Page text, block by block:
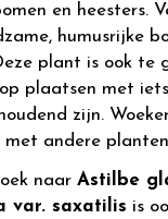
en heesters.
humusrijke
plant is ook te
plaatsen met
zijn.
met andere
naar Astilbe
var. saxatilis is